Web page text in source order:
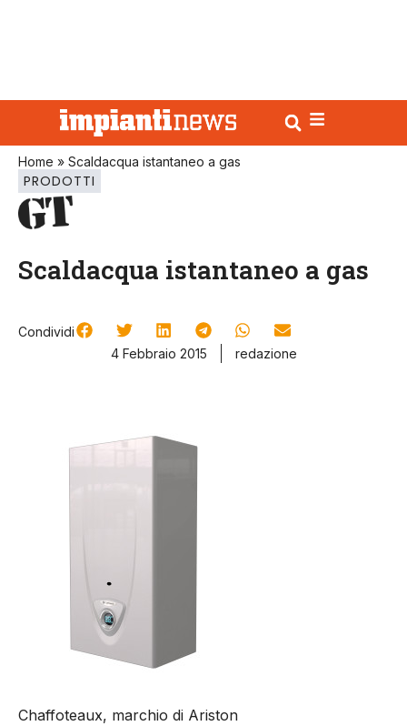
Home » Scaldacqua istantaneo a gas
PRODOTTI
Scaldacqua istantaneo a gas
Condividi
4 Febbraio 2015
redazione
Chaffoteaux, marchio di Ariston